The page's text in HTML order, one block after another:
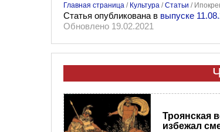
Главная страница / Культура /Статьи /
Статья опубликована в выпуске
Обновлено 19.02.2021
Троянская
избежал